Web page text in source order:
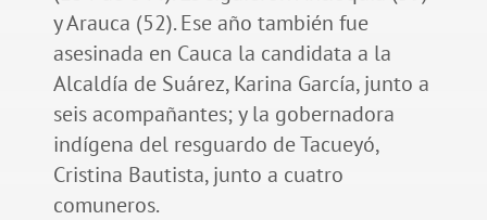
y Arauca (52). Ese año también fue
asesinada en Cauca la candidata a la
Alcaldía de Suárez, Karina García, junto a
seis acompañantes; y la gobernadora
indígena del resguardo de Tacueyó,
Cristina Bautista, junto a cuatro
comuneros.